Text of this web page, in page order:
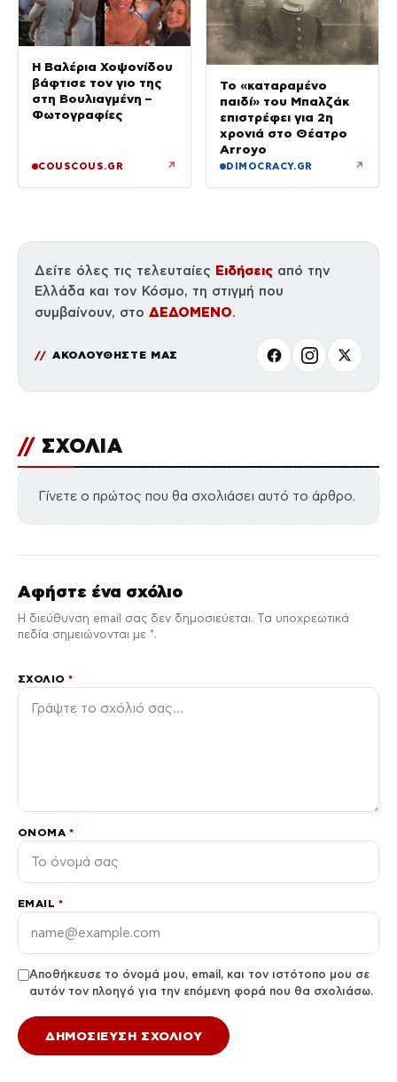
Η Βαλέρια Χοψονίδου
βάφτισε τον γιο της
στη Βουλιαγμένη –
Φωτογραφίες
COUSCOUS.GR ↗
Το «καταραμένο
παιδί» του Μπαλζάκ
επιστρέφει για 2η
χρονιά στο Θέατρο
Arroyo
DIMOCRACY.GR ↗
Δείτε όλες τις τελευταίες Ειδήσεις από την
Ελλάδα και τον Κόσμο, τη στιγμή που
συμβαίνουν, στο ΔΕΔΟΜΕΝΟ.
ΑΚΟΛΟΥΘΗΣΤΕ ΜΑΣ
// ΣΧΟΛΙΑ
Γίνετε ο πρώτος που θα σχολιάσει αυτό το άρθρο.
Αφήστε ένα σχόλιο
Η διεύθυνση email σας δεν δημοσιεύεται. Τα υποχρεωτικά
πεδία σημειώνονται με *.
ΣΧΌΛΙΟ*
ΌΝΟΜΑ *
EMAIL *
Αποθήκευσε το όνομά μου, email, και τον ιστότοπο μου σε
αυτόν τον πλοηγό για την επόμενη φορά που θα σχολιάσω.